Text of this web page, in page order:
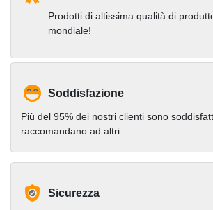
Prodotti di altissima qualità di
mondiale!
Soddisfazione
Più del 95% dei nostri clienti sono
raccomandano ad altri.
Sicurezza